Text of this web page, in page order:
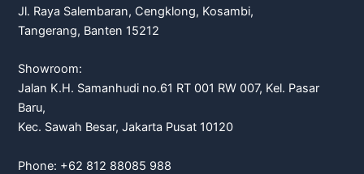
Jl. Raya Salembaran, Cengklong, Kosambi,
Tangerang, Banten 15212
Showroom:
Jalan K.H. Samanhudi no.61 RT 001 RW 007, Kel. Pasar
Baru,
Kec. Sawah Besar, Jakarta Pusat 10120
Phone: +62 812 88085 988